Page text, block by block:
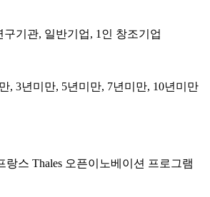
구기관, 일반기업, 1인 창조기업
, 3년미만, 5년미만, 7년미만, 10년미만
스 Thales 오픈이노베이션 프로그램